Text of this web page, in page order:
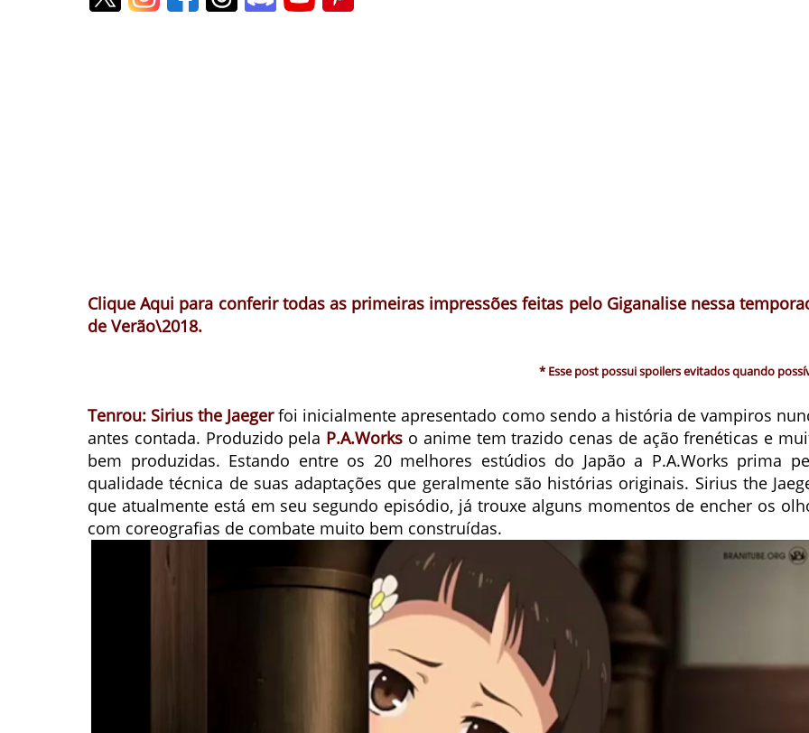
Clique Aqui para conferir todas as primeiras impressões feitas pelo Giganalise nessa
de Verão\2018.
* Esse post possui spoilers evitados quando
Tenrou: Sirius the Jaegerfoi inicialmente apresentado como sendo a história de vampiros
antes contada. Produzido pela P.A.Works o anime tem trazido cenas de ação frenéticas e
bem produzidas. Estando entre os 20 melhores estúdios do Japão a P.A.Works prima
qualidade técnica de suas adaptações que geralmente são histórias originais. Sirius the
que atualmente está em seu segundo episódio, já trouxe alguns momentos de encher os
com coreografias de combate muito bem construídas.